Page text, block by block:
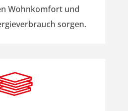
Wohnkomfort und
sorgen.